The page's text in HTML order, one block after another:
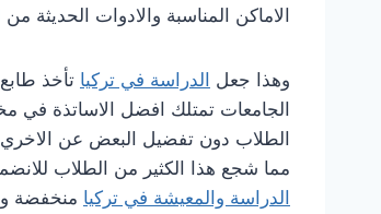
الاماكن المناسبة والادوات
وهذا جعل الدراسة في تركيا تأخذ
الجامعات تمتلك افضل الاساتذة في
الطلاب دون تفضيل البعض عن الاخري
مما شجع هذا الكثير من الطلاب
الدراسة والمعيشة في تركيا منخفضة